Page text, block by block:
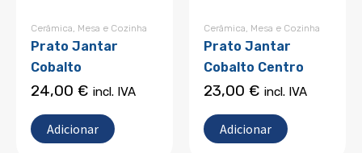
Cerâmica, Mesa e Cozinha
Prato Jantar
Cobalto
24,00 € incl. IVA
Adicionar
Cerâmica, Mesa e Cozinha
Prato Jantar
Cobalto Centro
23,00 € incl. IVA
Adicionar